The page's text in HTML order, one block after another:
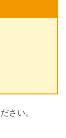
さい。